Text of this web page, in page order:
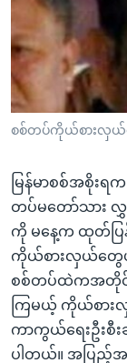
အ
ညွန်း
စာမျက်နှာ
သို့
ရန်
ရှာဖွေ
ရန်
နေရာ
သို့
ကျော်
ရန်
ရုပ်ရှင်ထဲက အင်္ဂလိ
သုတပဒေသာ အင်္
တီဗွီ
ရေဒီယို/တီဗွီအစီအ
Learning English
ဗွီအိုအေ လူမှုကွန်ယက်
ဘာသာစကားမျ
စစ်တပ်ကိုယ်စားလှယ်
မြန်မာစစ်အစိုး
တပ်မတော်သား
ကို မနေ့က ထုတ်ပြ
ကိုယ်စားလှယ်တွ
စစ်တပ်ထဲကအတို
ကြမယ့် ကိုယ်စာ
ကာကွယ်ရေးဦးစီးခ
ပါတယ်။ အပြည့်